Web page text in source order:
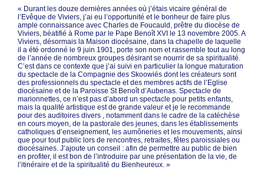
« Durant les douze dernières années où j’étais vicaire général de
l’Evêque de Viviers, j’ai eu l’opportunité et le bonheur de faire plus
ample connaissance avec Charles de Foucauld, prêtre du diocèse de
Viviers, béatifié à Rome par le Pape Benoît XVI le 13 novembre 2005. A
Viviers, désormais la Maison diocésaine, dans la chapelle de laquelle
il a été ordonné le 9 juin 1901, porte son nom et rassemble tout au long
de l’année de nombreux groupes désirant se nourrir de sa spiritualité.
C’est dans ce contexte que j’ai suivi en particulier la longue maturation
du spectacle de la Compagnie des Skoowiés dont les créateurs sont
des professionnels du spectacle et des membres actifs de l’Eglise
diocésaine et de la Paroisse St Benoît d’Aubenas. Spectacle de
marionnettes, ce n’est pas d’abord un spectacle pour petits enfants,
mais la qualité artistique est de grande valeur et je le recommande
pour des auditoires divers , notamment dans le cadre de la catéchèse
en cours moyen, de la pastorale des jeunes, dans les établissements
catholiques d’enseignement, les aumôneries et les mouvements, ainsi
que pour tout public lors de rencontres, retraites, fêtes paroissiales ou
diocésaines. J’ajoute un conseil : afin de permettre au public de bien
en profiter, il est bon de l’introduire par une présentation de la vie, de
l’itinéraire et de la spiritualité du Bienheureux. »